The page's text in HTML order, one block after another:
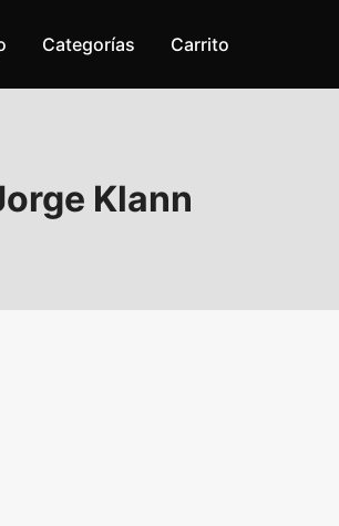
Categorías Carrito
Klann